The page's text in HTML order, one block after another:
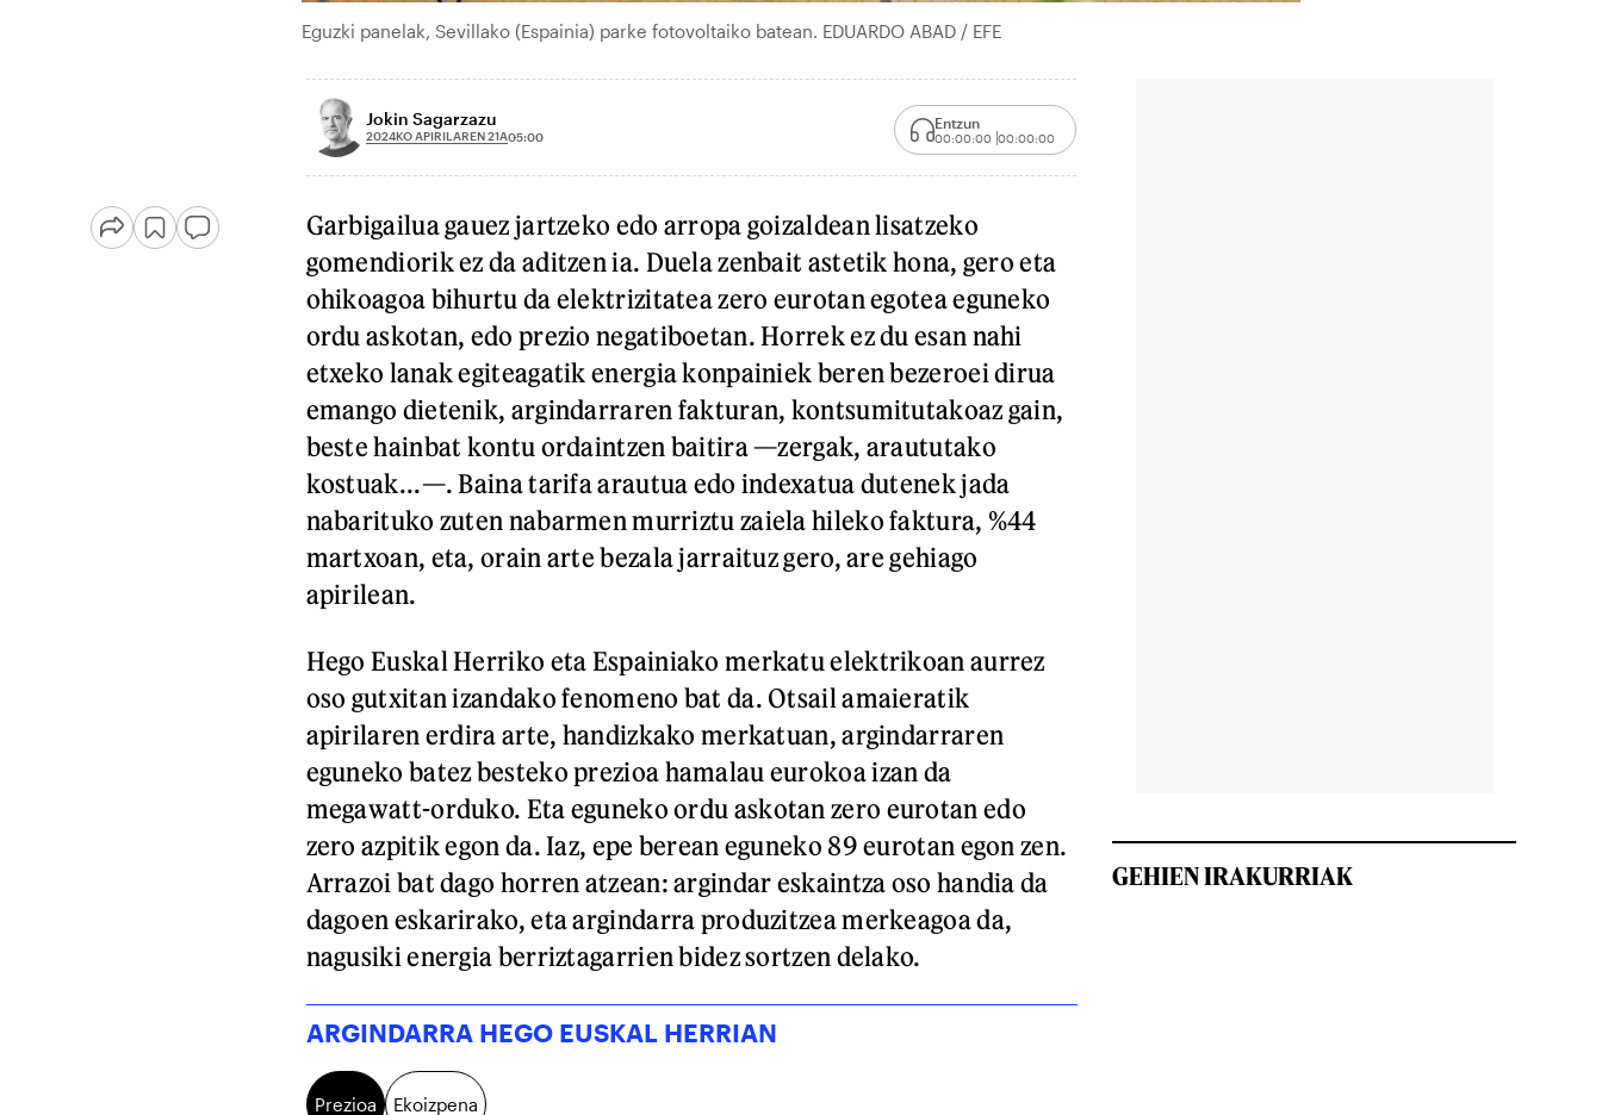
Eguzki panelak, Sevillako (Espainia) parke fotovoltaiko batean. EDUARDO ABAD / EFE
Jokin Sagarzazu
2024KO APIRILAREN 21A05:00
Entzun
00:00:00 00:00:00
Garbigailua gauez jartzeko edo arropa goizaldean lisatzeko
gomendiorik ez da aditzen ia. Duela zenbait astetik hona, gero eta
ohikoagoa bihurtu da elektrizitatea zero eurotan egotea eguneko
ordu askotan, edo prezio negatiboetan. Horrek ez du esan nahi
etxeko lanak egiteagatik energia konpainiek beren bezeroei dirua
emango dietenik, argindarraren fakturan, kontsumitutakoaz gain,
beste hainbat kontu ordaintzen baitira —zergak, araututako
kostuak...—. Baina tarifa arautua edo indexatua dutenek jada
nabarituko zuten nabarmen murriztu zaiela hileko faktura, %44
martxoan, eta, orain arte bezala jarraituz gero, are gehiago
apirilean.
Hego Euskal Herriko eta Espainiako merkatu elektrikoan aurrez
oso gutxitan izandako fenomeno bat da. Otsail amaieratik
apirilaren erdira arte, handizkako merkatuan, argindarraren
eguneko batez besteko prezioa hamalau eurokoa izan da
megawatt-orduko. Eta eguneko ordu askotan zero eurotan edo
zero azpitik egon da. Iaz, epe berean eguneko 89 eurotan egon zen.
Arrazoi bat dago horren atzean: argindar eskaintza oso handia da
dagoen eskarirako, eta argindarra produzitzea merkeagoa da,
nagusiki energia berriztagarrien bidez sortzen delako.
GEHIEN IRAKURRIAK